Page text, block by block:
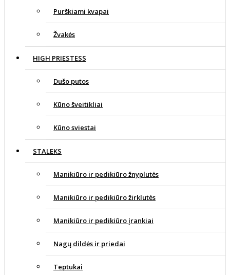
Purškiami kvapai
Žvakės
HIGH PRIESTESS
Dušo putos
Kūno šveitikliai
Kūno sviestai
STALEKS
Manikiūro ir pedikiūro žnyplutės
Manikiūro ir pedikiūro žirklutės
Manikiūro ir pedikiūro įrankiai
Nagų dildės ir priedai
Teptukai